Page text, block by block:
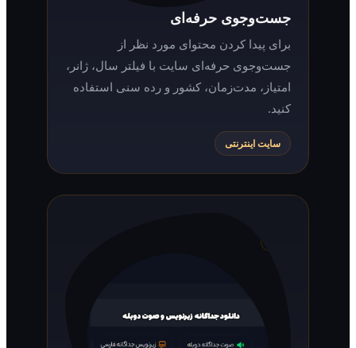
جست‌وجوی حرفه‌ای
برای پیدا کردن محتوای مورد نظر از
جست‌وجوی حرفه‌ای سایت با فیلتر سال، ژانر،
امتیاز، مدت‌زمان، کشور و رده سنی استفاده
سایت اینترنتی